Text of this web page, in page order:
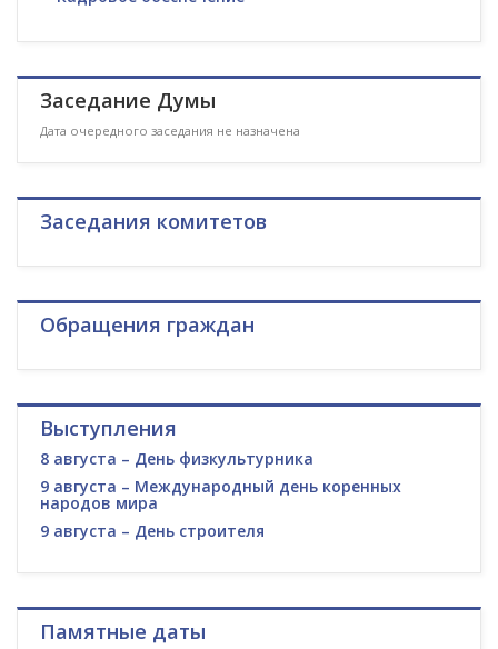
Заседание Думы
Дата очередного заседания не назначена
Заседания комитетов
Обращения граждан
Выступления
8 августа – День физкультурника
9 августа – Международный день коренных
народов мира
9 августа – День строителя
Памятные даты